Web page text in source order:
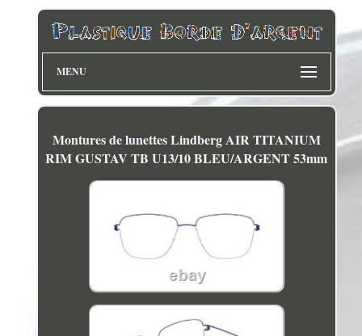
MENU
Montures de lunettes Lindberg AIR TITANIUM
RIM GUSTAV TB U13/10 BLEU/ARGENT 53mm